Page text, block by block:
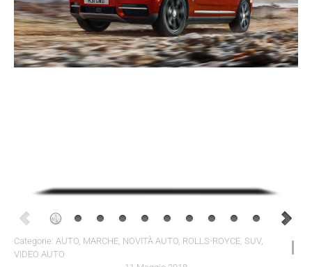
Categorie: AUTO, MARCHE, NOVITÀ AUTO, ROLLS-ROYCE, SUV,
VIDEO AUTO